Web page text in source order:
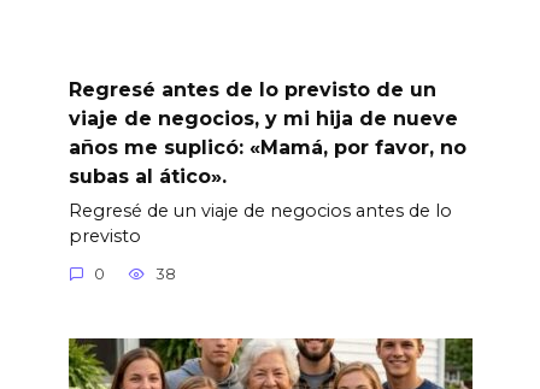
Regresé antes de lo previsto de un
viaje de negocios, y mi hija de nueve
años me suplicó: «Mamá, por favor, no
subas al ático».
Regresé de un viaje de negocios antes de lo
previsto
0 38